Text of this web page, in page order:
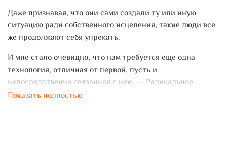
Даже признавая, что они сами создали ту или иную
ситуацию ради собственного исцеления, такие люди все
же продолжают себя упрекать.
И мне стало очевидно, что нам требуется еще одна
технология, отличная от первой, пусть и
непосредственно связанная с нею, — Радикальное
Самопрощение.
Показать полностью